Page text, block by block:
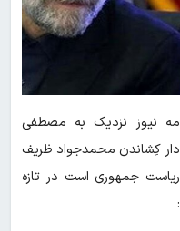
نیوز نزدیک به مصطفی
کِشاندن محمدجواد ظریف
ریاست جمهوری است در تازه